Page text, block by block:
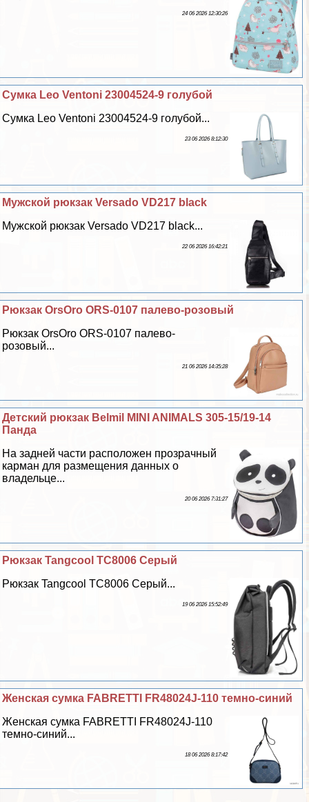
24 06 2026 12:30:26
Сумка Leo Ventoni 23004524-9 гoлyбой
Сумка Leo Ventoni 23004524-9 гoлyбой...
23 06 2026 8:12:30
Мужской рюкзак Versado VD217 black
Мужской рюкзак Versado VD217 black...
22 06 2026 16:42:21
Рюкзак OrsOro ORS-0107 палево-розовый
Рюкзак OrsOro ORS-0107 палево-
розовый...
21 06 2026 14:35:28
Детский рюкзак Belmil MINI ANIMALS 305-15/19-14
Панда
На задней части расположен прозрачный
карман для размещения данных о
владельце...
20 06 2026 7:31:27
Рюкзак Tangcool TC8006 Серый
Рюкзак Tangcool TC8006 Серый...
19 06 2026 15:52:49
Женская сумка FABRETTI FR48024J-110 темно-синий
Женская сумка FABRETTI FR48024J-110
темно-синий...
18 06 2026 8:17:42